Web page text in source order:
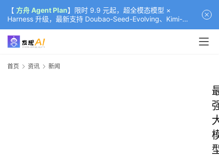
【 方舟 Agent Plan】限时 9.9 元起，超全模态模型 ×
Harness 升级，最新支持 Doubao-Seed-Evolving、Kimi-
K3（部分）、GLM-5.2
首页 资讯 新闻